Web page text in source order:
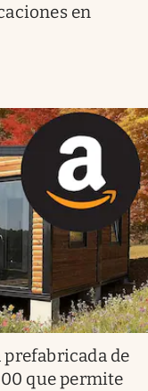
en
prefabricada de
que permite